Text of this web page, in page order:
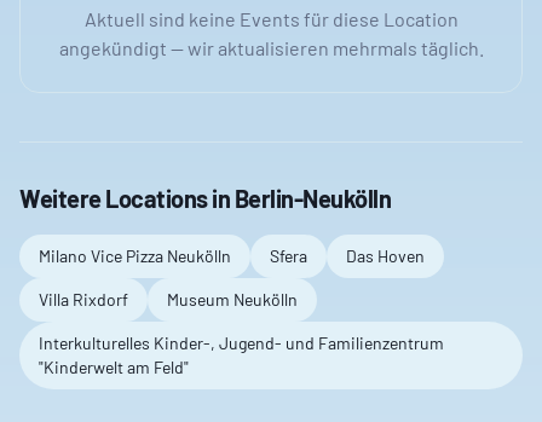
Aktuell sind keine Events für diese Location
angekündigt — wir aktualisieren mehrmals täglich.
Weitere Locations in Berlin-Neukölln
Milano Vice Pizza Neukölln Sfera Das Hoven
Villa Rixdorf Museum Neukölln
Interkulturelles Kinder-, Jugend- und Familienzentrum
"Kinderwelt am Feld"